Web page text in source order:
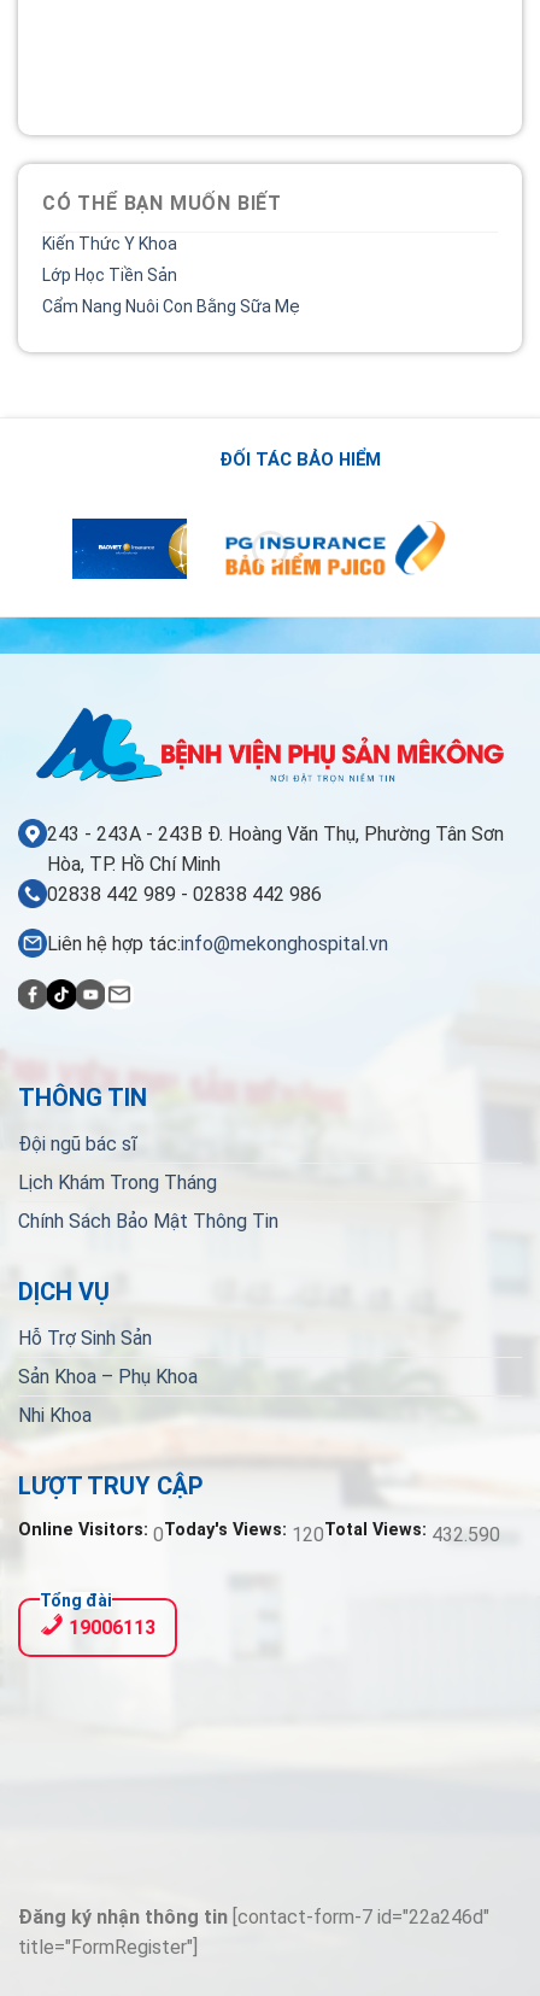
CÓ THỂ BẠN MUỐN BIẾT
Kiến Thức Y Khoa
Lớp Học Tiền Sản
Cẩm Nang Nuôi Con Bằng Sữa Mẹ
ĐỐI TÁC BẢO HIỂM
243 - 243A - 243B Đ. Hoàng Văn Thụ, Phường Tân Sơn
Hòa, TP. Hồ Chí Minh
02838 442 989 - 02838 442 986
Liên hệ hợp tác:info@mekonghospital.vn
THÔNG TIN
Đội ngũ bác sĩ
Lịch Khám Trong Tháng
Chính Sách Bảo Mật Thông Tin
DỊCH VỤ
Hỗ Trợ Sinh Sản
Sản Khoa – Phụ Khoa
Nhi Khoa
LƯỢT TRUY CẬP
Online Visitors: 0Today's Views: 120Total Views: 432.590
Tổng đài
19006113
Đăng ký nhận thông tin [contact-form-7 id="22a246d"
title="FormRegister"]